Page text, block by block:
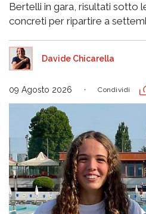
Bertelli in gara, risultati sotto
concreti per ripartire a
Davide Chicarella
09 Agosto 2026 Condividi